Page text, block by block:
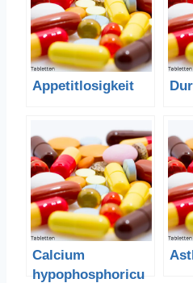
Appetitlosigkeit
Calcium
hypophosphoricu